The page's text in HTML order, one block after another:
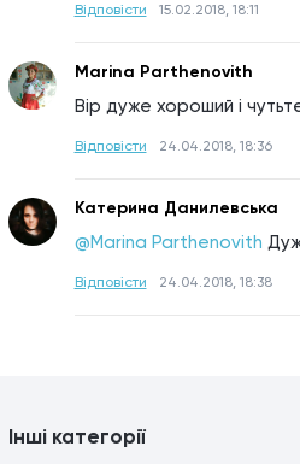
Відповісти 15.02.2018, 18:11
Marina Parthenovith
Вір дуже хороший і
Відповісти 24.04.2018, 18:36
Катерина Данилевська
@Marina Parthenovith
Відповісти 24.04.2018, 18:38
Інші категорії